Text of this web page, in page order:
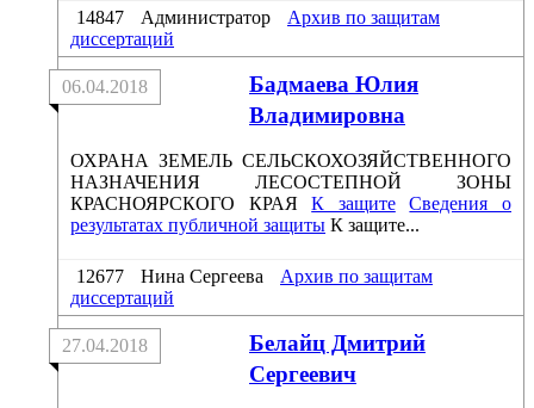
14847 Администратор
Архив по защитам
диссертаций
Бадмаева Юлия
Владимировна
06.04.2018
ОХРАНА ЗЕМЕЛЬ СЕЛЬСКОХОЗЯЙСТВЕННОГО
НАЗНАЧЕНИЯ ЛЕСОСТЕПНОЙ ЗОНЫ
КРАСНОЯРСКОГО КРАЯК защите
Сведения о
результатах публичной защиты К защите...
12677 Нина Сергеева
Архив по защитам
диссертаций
Белайц Дмитрий
Сергеевич
27.04.2018